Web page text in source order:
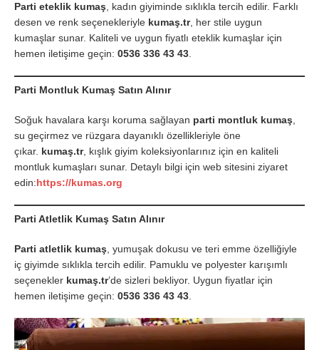
Parti eteklik kumaş , kadın giyiminde sıklıkla tercih edilir. Farklı
desen ve renk seçenekleriyle kumaş.tr, her stile uygun
kumaşlar sunar. Kaliteli ve uygun fiyatlı eteklik kumaşlar için
hemen iletişime geçin: 0536 336 43 43
Parti Montluk Kumaş Satın Alınır
Soğuk havalara karşı koruma sağlayan parti montluk kumaş
su geçirmez ve rüzgara dayanıklı özellikleriyle öne
çıkar. kumaş.tr, kışlık giyim koleksiyonlarınız için en kaliteli
montluk kumaşları sunar. Detaylı bilgi için web sitesini ziyaret
edin:https://kumas.org
Parti Atletlik Kumaş Satın Alınır
Parti atletlik kumaş , yumuşak dokusu ve teri emme özelliğiyle
iç giyimde sıklıkla tercih edilir. Pamuklu ve polyester karışımlı
seçenekler kumaş.tr’de sizleri bekliyor. Uygun fiyatlar için
hemen iletişime geçin: 0536 336 43 43